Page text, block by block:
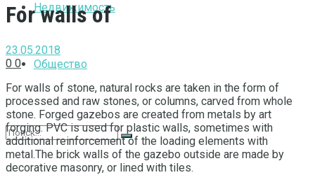
Недвижимость
Общество
For walls of
23.05.2018
0 0
For walls of stone, natural rocks are taken in the form of
processed and raw stones, or columns, carved from whole
stone. Forged gazebos are created from metals by art
forging. PVC is used for plastic walls, sometimes with
additional reinforcement of the loading elements with
metal.The brick walls of the gazebo outside are made by
decorative masonry, or lined with tiles.